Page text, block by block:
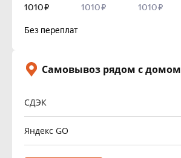
Самовывоз рядом с домом
СДЭК
Яндекс GO